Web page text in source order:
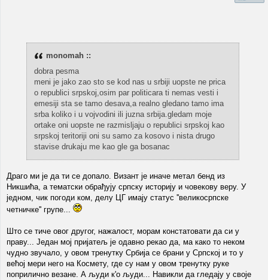
monomah ::
dobra pesma
meni je jako zao sto se kod nas u srbiji uopste ne prica
o republici srpskoj,osim par politicara ti nemas vesti i
emesiji sta se tamo desava,a realno gledano tamo ima
srba koliko i u vojvodini ili juzna srbija.gledam moje
ortake oni uopste ne razmisljaju o republici srpskoj kao
srpskoj teritoriji oni su samo za kosovo i nista drugo
stavise drukaju me kao gle ga bosanac
Драго ми је да ти се допало. Визант је иначе метал бенд из
Никшића, а тематски обрађују српску историју и човекову веру. У
једном, чик погоди ком, делу ЦГ имају статус ''великосрпске
четничке'' групе...
Што се тиче овог другог, нажалост, морам констатовати да си у
праву... Један мој пријатељ је одавно рекао да, ма како то неком
чудно звучало, у овом тренутку Србија се брани у Српској и то у
већој мери него на Космету, где су нам у овом тренутку руке
поприлично везане. А људи к'о људи... Навикли да гледају у своје